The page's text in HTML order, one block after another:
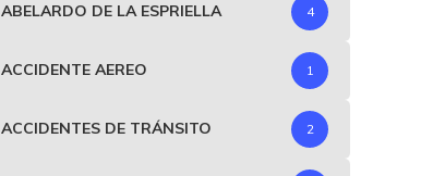
ABELARDO DE LA ESPRIELLA 4
ACCIDENTE AEREO 1
ACCIDENTES DE TRÁNSITO 2